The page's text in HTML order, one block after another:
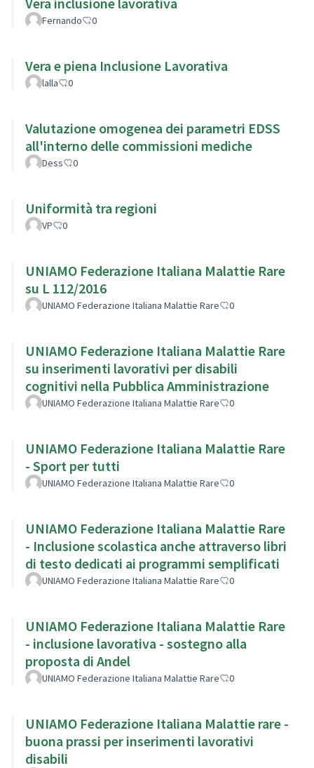
Fernando 0
Vera e piena Inclusione Lavorativa
lalla 0
Valutazione omogenea dei parametri EDSS
all'interno delle commissioni mediche
Dess 0
Uniformità tra regioni
VP 0
UNIAMO Federazione Italiana Malattie Rare
su L 112/2016
UNIAMO Federazione Italiana Malattie Rare 0
UNIAMO Federazione Italiana Malattie Rare
su inserimenti lavorativi per disabili
cognitivi nella Pubblica Amministrazione
UNIAMO Federazione Italiana Malattie Rare 0
UNIAMO Federazione Italiana Malattie Rare
- Sport per tutti
UNIAMO Federazione Italiana Malattie Rare 0
UNIAMO Federazione Italiana Malattie Rare
- Inclusione scolastica anche attraverso libri
di testo dedicati ai programmi semplificati
UNIAMO Federazione Italiana Malattie Rare 0
UNIAMO Federazione Italiana Malattie Rare
- inclusione lavorativa - sostegno alla
proposta di Andel
UNIAMO Federazione Italiana Malattie Rare 0
UNIAMO Federazione Italiana Malattie rare -
buona prassi per inserimenti lavorativi
disabili